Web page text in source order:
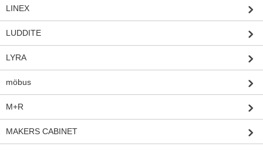
LINEX
LUDDITE
LYRA
möbus
M+R
MAKERS CABINET